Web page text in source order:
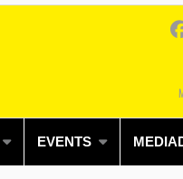
EVENTS Alles Shop